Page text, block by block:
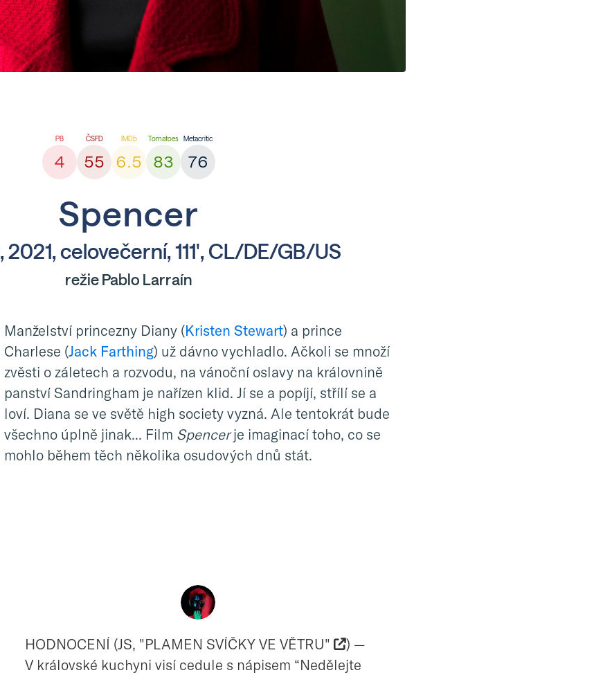
4 55 6.5 83 76
Spencer
, 2021, celovečerní, 111', CL/DE/GB/US
režie Pablo Larraín
Manželství princezny Diany (Kristen Stewart) a prince
Charlese (Jack Farthing) už dávno vychladlo. Ačkoli se množí
zvěsti o záletech a rozvodu, na vánoční oslavy na královnině
panství Sandringham je nařízen klid. Jí se a popíjí, střílí se a
loví. Diana se ve světě high society vyzná. Ale tentokrát bude
všechno úplně jinak... Film Spencerje imaginací toho, co se
mohlo během těch několika osudových dnů stát.
HODNOCENÍ (JS, "PLAMEN SVÍČKY VE VĚTRU"
) —
V královské kuchyni visí cedule s nápisem “Nedělejte